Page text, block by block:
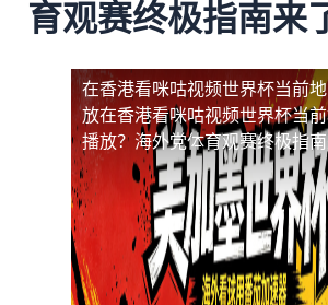
育观赛终极指南来
在香港看咪咕视频世界杯当前
放在香港看咪咕视频世界杯当
播放？海外党体育观赛终极指